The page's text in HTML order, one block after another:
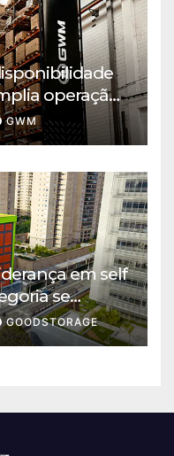
operação
GWM
em self
se
GOODSTORAGE